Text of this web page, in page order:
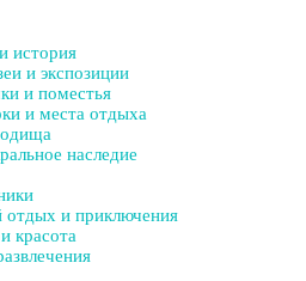
история
и экспозиции
и поместья
и места отдыха
наследие
отдых и приключения
красота